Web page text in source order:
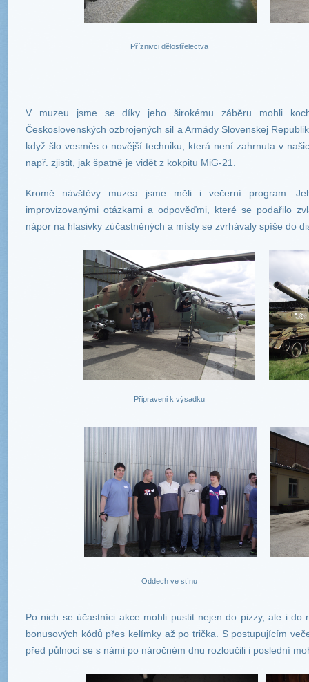
Příznivci dělostřelectva
V muzeu jsme se díky jeho širokému záběru mohli
Československých ozbrojených sil a Armády Slovenskej
když šlo vesměs o novější techniku, která není zahrnuta v
např. zjistit, jak špatně je vidět z kokpitu MiG-21.
Kromě návštěvy muzea jsme měli i večerní program.
improvizovanými otázkami a odpověďmi, které se podařilo
nápor na hlasivky zúčastněných a místy se zvrhávaly spíše do
Připraveni k výsadku
Oddech ve stínu
Po nich se účastníci akce mohli pustit nejen do pizzy, ale i do
bonusových kódů přes kelímky až po trička. S postupujícím
před půlnocí se s námi po náročném dnu rozloučili i poslední